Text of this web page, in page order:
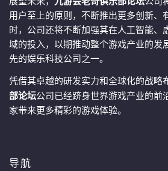
用户至上的原则，不断推出更多创新、
时，公司还将不断加强其在人工智能、
域的投入，以期推动整个游戏产业的发
先的娱乐科技公司之一。
凭借其卓越的研发实力和全球化的战略
部论坛公司已经跻身世界游戏产业的前
家带来更多精彩的游戏体验。
导航